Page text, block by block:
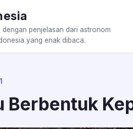
penjelasan dari astronom
yang enak dibaca.